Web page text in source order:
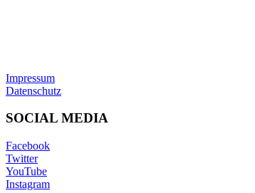
Impressum
Datenschutz
SOCIAL MEDIA
Facebook
Twitter
YouTube
Instagram